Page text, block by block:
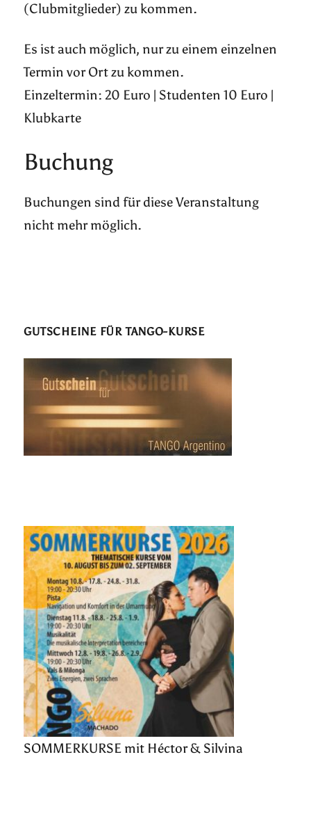
(Clubmitglieder) zu kommen.
Es ist auch möglich, nur zu einem einzelnen
Termin vor Ort zu kommen.
Einzeltermin: 20 Euro | Studenten 10 Euro |
Klubkarte
Buchung
Buchungen sind für diese Veranstaltung
nicht mehr möglich.
GUTSCHEINE FÜR TANGO-KURSE
SOMMERKURSE mit Héctor & Silvina